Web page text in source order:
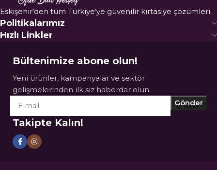
Eskişehir’den tüm Türkiye’ye güvenilir kırtasiye çözümleri.
Politikalarımız
Hızlı Linkler
Bültenimize abone olun!
Yeni ürünler, kampanyalar ve sektör
gelişmelerinden ilk siz haberdar olun.
Takipte Kalın!